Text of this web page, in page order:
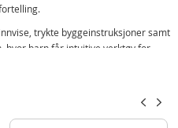
trykte byggeinstruksjoner samt
hvor barn får intuitive verktøy for
fra alle synsvinkler mens de
til barn og inneholder kule
og gøyale figurer som inspirerer dem